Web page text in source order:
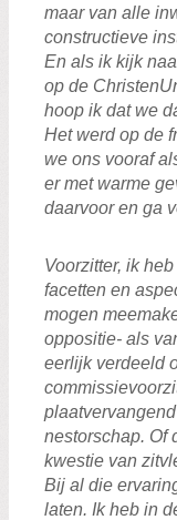
maar van alle
constructieve
En als ik kijk
op de
hoop ik dat we
Het werd op de
we ons vooraf
er met warme
daarvoor en ga
Voorzitter, ik
facetten en
mogen
oppositie- als
eerlijk verdeeld
nestorschap. Of
kwestie van
Bij al die
laten. Ik heb in